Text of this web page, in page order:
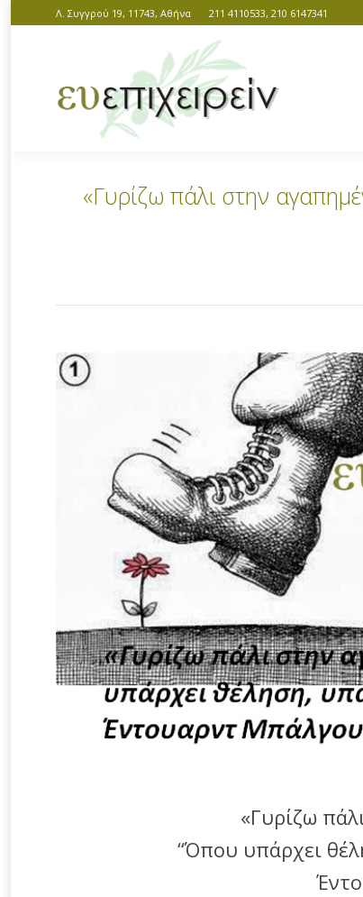
Λ. Συγγρού 19, 11743, Αθήνα 211 4110533, 210 6147341
«Γυρίζω πάλι στην
«Γυρίζω
“Όπου υπάρχει